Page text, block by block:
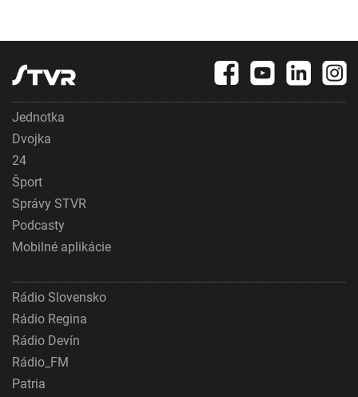
Jednotka
Dvojka
24
Šport
Správy STVR
Podcasty
Mobilné aplikácie
Rádio Slovensko
Rádio Regina
Rádio Devín
Rádio_FM
Patria